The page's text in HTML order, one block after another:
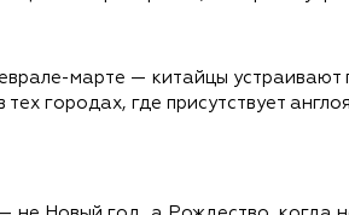
марте — китайцы
городах, где присутствует